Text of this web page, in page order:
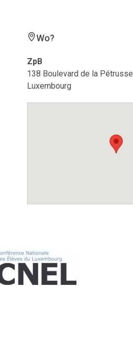
Wo?
ZpB
138 Boulevard de la Pétrusse
Luxembourg